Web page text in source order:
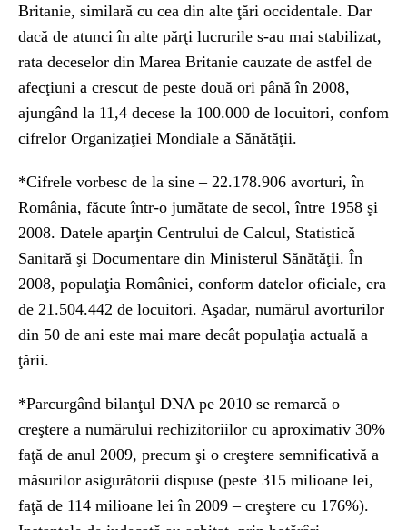
Britanie, similară cu cea din alte ţări occidentale. Dar
dacă de atunci în alte părţi lucrurile s-au mai stabilizat,
rata deceselor din Marea Britanie cauzate de astfel de
afecţiuni a crescut de peste două ori până în 2008,
ajungând la 11,4 decese la 100.000 de locuitori, confom
cifrelor Organizaţiei Mondiale a Sănătăţii.
*Cifrele vorbesc de la sine – 22.178.906 avorturi, în
România, făcute într-o jumătate de secol, între 1958 şi
2008. Datele aparţin Centrului de Calcul, Statistică
Sanitară şi Documentare din Ministerul Sănătăţii. În
2008, populaţia României, conform datelor oficiale, era
de 21.504.442 de locuitori. Aşadar, numărul avorturilor
din 50 de ani este mai mare decât populaţia actuală a
ţării.
*Parcurgând bilanţul DNA pe 2010 se remarcă o
creştere a numărului rechizitoriilor cu aproximativ 30%
faţă de anul 2009, precum şi o creştere semnificativă a
măsurilor asigurătorii dispuse (peste 315 milioane lei,
faţă de 114 milioane lei în 2009 – creştere cu 176%).